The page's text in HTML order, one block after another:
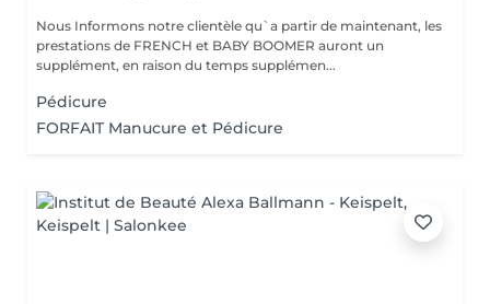
Nous Informons notre clientèle qu`a partir de maintenant, les
prestations de FRENCH et BABY BOOMER auront un
supplément, en raison du temps supplémen...
Pédicure
FORFAIT Manucure et Pédicure